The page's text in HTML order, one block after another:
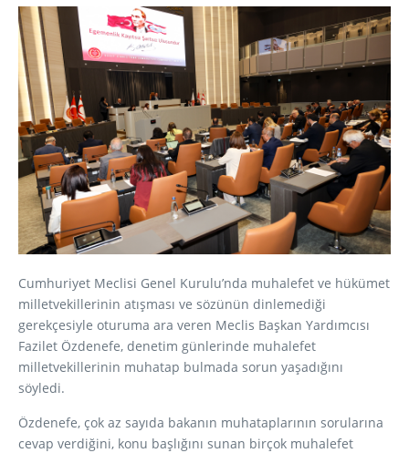
Cumhuriyet Meclisi Genel Kurulu’nda muhalefet ve hükümet
milletvekillerinin atışması ve sözünün dinlemediği
gerekçesiyle oturuma ara veren Meclis Başkan Yardımcısı
Fazilet Özdenefe, denetim günlerinde muhalefet
milletvekillerinin muhatap bulmada sorun yaşadığını
söyledi.
Özdenefe, çok az sayıda bakanın muhataplarının sorularına
cevap verdiğini, konu başlığını sunan birçok muhalefet